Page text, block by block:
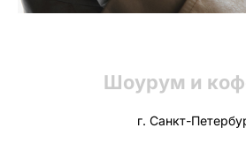
Шоурум и
г. Санкт-